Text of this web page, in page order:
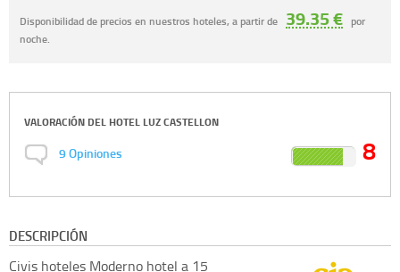
Disponibilidad de precios en nuestros hoteles, a partir de 39.35 € por
noche.
VALORACIÓN DEL HOTEL LUZ CASTELLON
9Opiniones 8
DESCRIPCIÓN
Civis hoteles Moderno hotel a 15